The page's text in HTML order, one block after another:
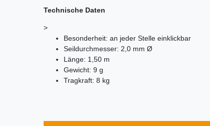
Technische Daten
>
Besonderheit: an jeder Stelle einklickbar
Seildurchmesser: 2,0 mm Ø
Länge: 1,50 m
Gewicht: 9 g
Tragkraft: 8 kg